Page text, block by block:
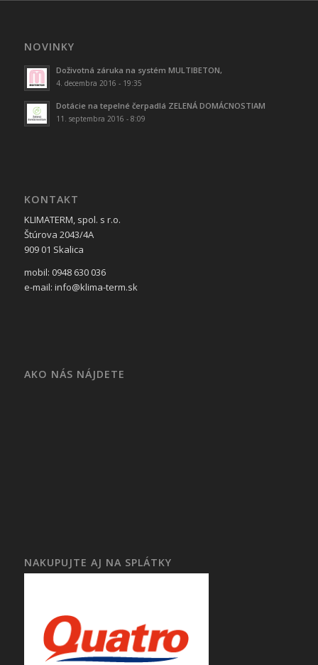
NOVINKY
Doživotná záruka na systém MULTIBETON,
4. decembra 2016 - 19:35
Dotácie na tepelné čerpadlá ZELENÁ DOMÁCNOSTIAM
11. septembra 2016 - 8:09
KONTAKT
KLIMATERM, spol. s r.o.
Štúrova 2043/4A
909 01 Skalica
mobil: 0948 630 036
e-mail: info@klima-term.sk
AKO NÁS NÁJDETE
NAKUPUJTE AJ NA SPLÁTKY